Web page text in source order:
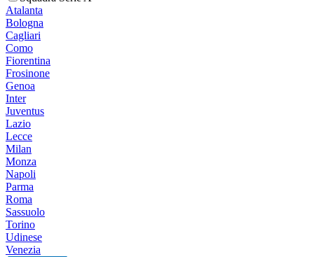
Atalanta
Bologna
Cagliari
Como
Fiorentina
Frosinone
Genoa
Inter
Juventus
Lazio
Lecce
Milan
Monza
Napoli
Parma
Roma
Sassuolo
Torino
Udinese
Venezia